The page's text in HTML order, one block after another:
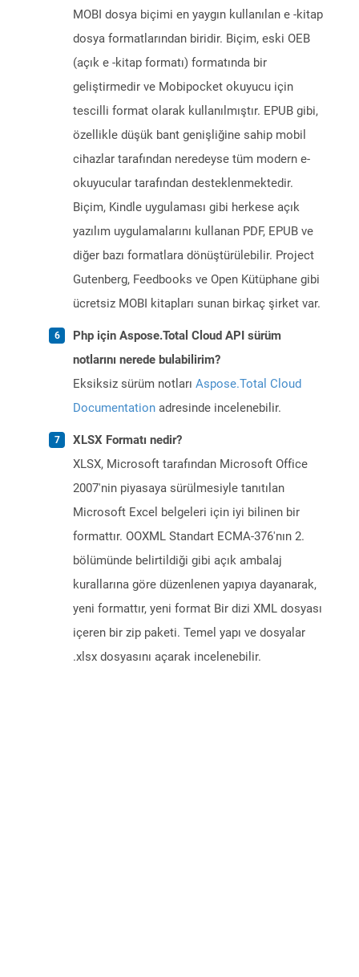
MOBI dosya biçimi en yaygın kullanılan e -kitap
dosya formatlarından biridir. Biçim, eski OEB
(açık e -kitap formatı) formatında bir
geliştirmedir ve Mobipocket okuyucu için
tescilli format olarak kullanılmıştır. EPUB gibi,
özellikle düşük bant genişliğine sahip mobil
cihazlar tarafından neredeyse tüm modern e-
okuyucular tarafından desteklenmektedir.
Biçim, Kindle uygulaması gibi herkese açık
yazılım uygulamalarını kullanan PDF, EPUB ve
diğer bazı formatlara dönüştürülebilir. Project
Gutenberg, Feedbooks ve Open Kütüphane gibi
ücretsiz MOBI kitapları sunan birkaç şirket var.
Php için Aspose.Total Cloud API sürüm
notlarını nerede bulabilirim?
Eksiksiz sürüm notları Aspose.Total Cloud
Documentation adresinde incelenebilir.
XLSX Formatı nedir?
XLSX, Microsoft tarafından Microsoft Office
2007'nin piyasaya sürülmesiyle tanıtılan
Microsoft Excel belgeleri için iyi bilinen bir
formattır. OOXML Standart ECMA-376'nın 2.
bölümünde belirtildiği gibi açık ambalaj
kurallarına göre düzenlenen yapıya dayanarak,
yeni formattır, yeni format Bir dizi XML dosyası
içeren bir zip paketi. Temel yapı ve dosyalar
.xlsx dosyasını açarak incelenebilir.